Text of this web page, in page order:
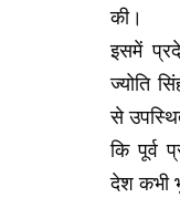
की।
इसमें
ज्योति
से
कि पूर्व
देश कभी